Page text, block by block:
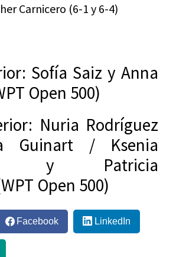
Carnicero (6-1 y 6-4)
Sofía Saiz y Anna
Open 500)
Nuria Rodríguez
Guinart / Ksenia
y Patricia
Open 500)
Facebook LinkedIn